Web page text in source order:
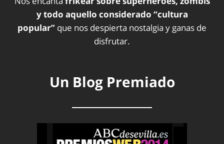
y todo aquello considerado “cultura
popular” que nos despierta nostalgia y ganas de
disfrutar.
Un Blog Premiado